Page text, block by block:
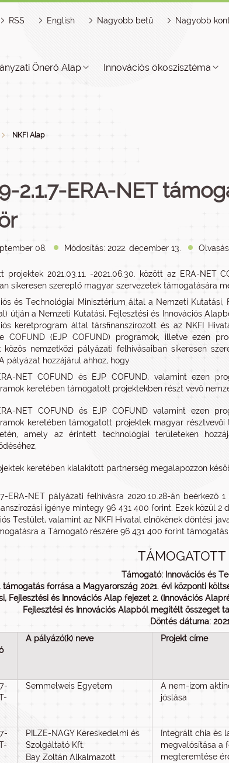
RSS English Nagyobb betű Nagyobb
Önerő Alap Innovációs ökoszisztéma
NKFI Alap
2.1.7-ERA-NET
08. Módosítás: 2022. december 13.
projektek 2021.03.11. -2021.06.30. között az ERA-NET
sikeresen szereplő magyar szervezetek támogatására
és Technológiai Minisztérium által a Nemzeti
útján a Nemzeti Kutatási, Fejlesztési és Innovációs
keretprogram által társfinanszírozott és az NKFI
COFUND (EJP COFUND) programok, illetve ezen
közös nemzetközi pályázati felhívásaiban sikeresen
pályázat hozzájárul ahhoz, hogy
NET COFUND és EJP COFUND, valamint ezen
keretében támogatott projektekben részt vevő
NET COFUND és EJP COFUND valamint ezen
keretében támogatott projektek magyar
amely az érintett technológiai területeken
keretében kialakított partnerség megalapozzon
ERA-NET pályázati felhívásra 2020.10.28-án beérkező
igénye mintegy 96 431 400 forint. Ezek közül
Testület, valamint az NKFI Hivatal elnökének döntési
a Támogató részére 96 431 400 forint
TÁMOGATOTT
Támogató: Innovációs és
támogatás forrása a Magyarország 2021. évi központi
Fejlesztési és Innovációs Alap fejezet 2. (Innovációs
Fejlesztési és Innovációs Alapból megítélt összeget
Döntés dátuma:
A pályázó(k) neve Projekt címe
Semmelweis Egyetem
A nem-izom
jóslása
PILZE-NAGY Kereskedelmi és
Szolgáltató Kft.
Integrált chia és
megvalósítása a
megteremtése
Bay Zoltán Alkalmazott